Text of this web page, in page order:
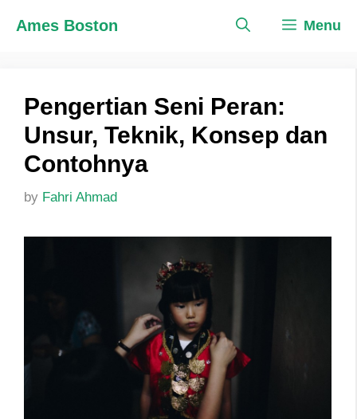
Ames Boston Menu
Pengertian Seni Peran:
Unsur, Teknik, Konsep dan
Contohnya
by Fahri Ahmad